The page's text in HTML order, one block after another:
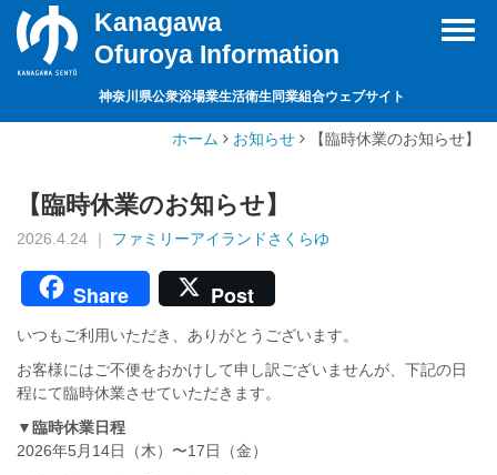
Kanagawa
Ofuroya Information
神奈川県公衆浴場業生活衛生同業組合ウェブサイト
ホーム お知らせ 【臨時休業のお知らせ】
【臨時休業のお知らせ】
2026.4.24 ｜ ファミリーアイランドさくらゆ
Share Post
いつもご利用いただき、ありがとうございます。
お客様にはご不便をおかけして申し訳ございませんが、下記の日
程にて臨時休業させていただきます。
▼臨時休業日程
2026年5月14日（木）〜17日（金）